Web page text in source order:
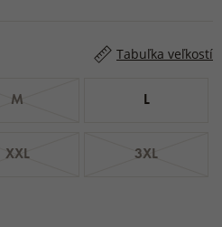
Tabuľka veľkostí
M L
XXL 3XL